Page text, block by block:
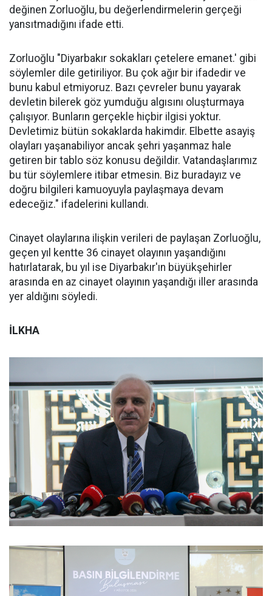
değinen Zorluoğlu, bu değerlendirmelerin gerçeği
yansıtmadığını ifade etti.
Zorluoğlu "Diyarbakır sokakları çetelere emanet.' gibi
söylemler dile getiriliyor. Bu çok ağır bir ifadedir ve
bunu kabul etmiyoruz. Bazı çevreler bunu yayarak
devletin bilerek göz yumduğu algısını oluşturmaya
çalışıyor. Bunların gerçekle hiçbir ilgisi yoktur.
Devletimiz bütün sokaklarda hakimdir. Elbette asayiş
olayları yaşanabiliyor ancak şehri yaşanmaz hale
getiren bir tablo söz konusu değildir. Vatandaşlarımız
bu tür söylemlere itibar etmesin. Biz buradayız ve
doğru bilgileri kamuoyuyla paylaşmaya devam
edeceğiz." ifadelerini kullandı.
Cinayet olaylarına ilişkin verileri de paylaşan Zorluoğlu,
geçen yıl kentte 36 cinayet olayının yaşandığını
hatırlatarak, bu yıl ise Diyarbakır'ın büyükşehirler
arasında en az cinayet olayının yaşandığı iller arasında
yer aldığını söyledi.
İLKHA